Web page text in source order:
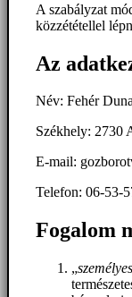
A szabályzat
közzététellel
Az
Név: Fehér
Székhely: 2730
E-mail:
Telefon: 06-53-
Fogalom
„